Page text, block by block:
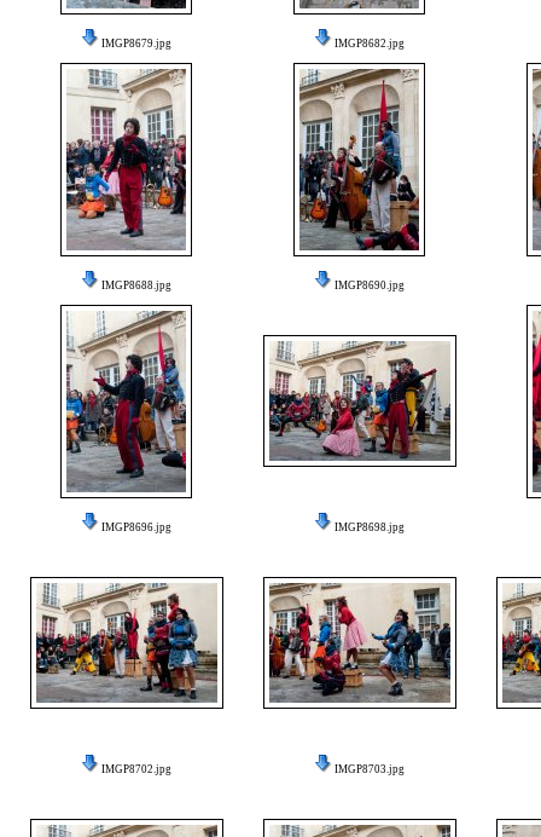
IMGP8679.jpg IMGP8682.jpg
IMGP8688.jpg IMGP8690.jpg
IMGP8696.jpg IMGP8698.jpg
IMGP8702.jpg IMGP8703.jpg